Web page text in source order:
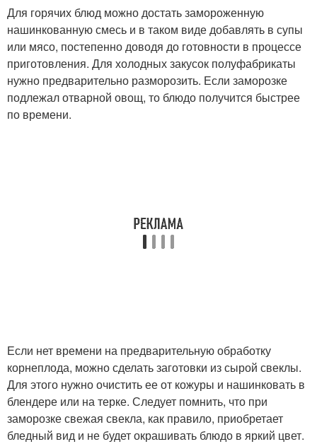
Для горячих блюд можно достать замороженную
нашинкованную смесь и в таком виде добавлять в супы
или мясо, постепенно доводя до готовности в процессе
приготовления. Для холодных закусок полуфабрикаты
нужно предварительно разморозить. Если заморозке
подлежал отварной овощ, то блюдо получится быстрее
по времени.
Если нет времени на предварительную обработку
корнеплода, можно сделать заготовки из сырой свеклы.
Для этого нужно очистить ее от кожуры и нашинковать в
блендере или на терке. Следует помнить, что при
заморозке свежая свекла, как правило, приобретает
бледный вид и не будет окрашивать блюдо в яркий цвет.